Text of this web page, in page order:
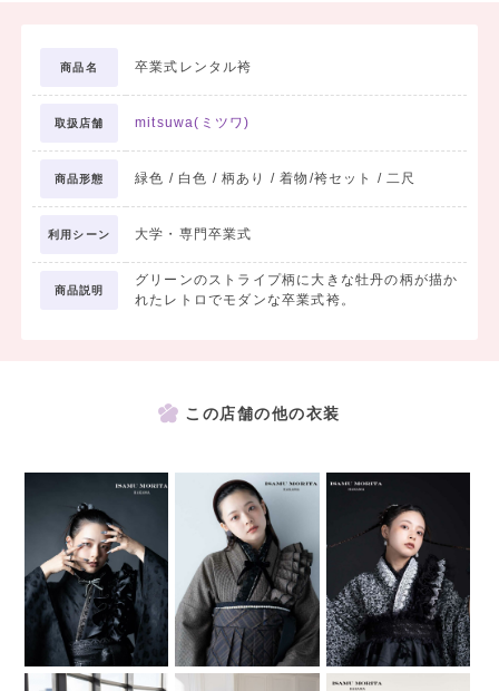
商品名 卒業式レンタル袴
取扱店舗 mitsuwa(ミツワ)
商品形態 緑色 / 白色 / 柄あり / 着物/袴セット / 二尺
利用シーン 大学・専門卒業式
商品説明
グリーンのストライプ柄に大きな牡丹の柄が描か
れたレトロでモダンな卒業式袴。
この店舗の他の衣装